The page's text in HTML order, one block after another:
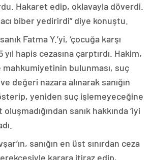
Hakaret edip, oklavayla döverdi.
biber yedirirdi” diye konuştu.
Fatma Y.’yi, ‘çocuğa karşı
hapis cezasına çarptırdı. Hakim,
mahkumiyetinin bulunması, suç
değeri nazara alınarak sanığın
yeniden suç işlemeyeceğine
sanık hakkında ‘iyi
sanığın en üst sınırdan ceza
karara itiraz edip,